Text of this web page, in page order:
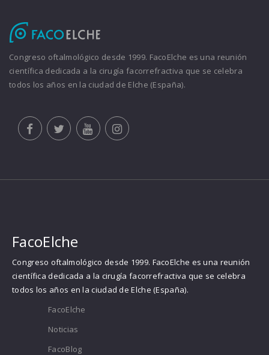
Congreso oftalmológico desde 1999. FacoElche es una reunión
científica dedicada a la cirugía facorrefractiva que se celebra
todos los años en la ciudad de Elche (España).
FacoElche
Congreso oftalmológico desde 1999. FacoElche es una reunión
científica dedicada a la cirugía facorrefractiva que se celebra
todos los años en la ciudad de Elche (España).
FacoElche
Noticias
FacoBlog